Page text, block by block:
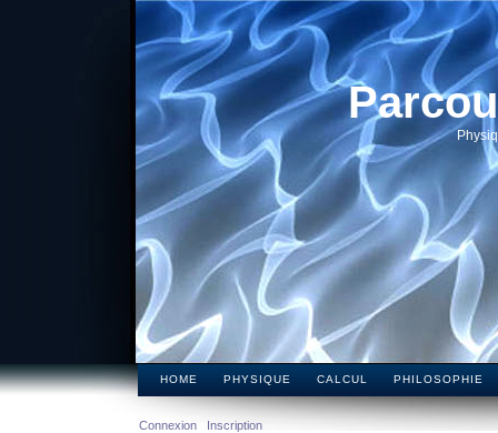
HOME PHYSIQUE CALCUL PHILOSOPHIE
Connexion Inscription